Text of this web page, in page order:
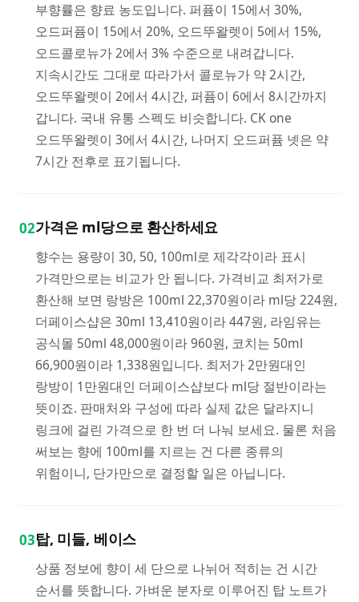
부향률은 향료 농도입니다. 퍼퓸이 15에서 30%,
오드퍼퓸이 15에서 20%, 오드뚜왈렛이 5에서 15%,
오드콜로뉴가 2에서 3% 수준으로 내려갑니다.
지속시간도 그대로 따라가서 콜로뉴가 약 2시간,
오드뚜왈렛이 2에서 4시간, 퍼퓸이 6에서 8시간까지
갑니다. 국내 유통 스펙도 비슷합니다. CK one
오드뚜왈렛이 3에서 4시간, 나머지 오드퍼퓸 넷은 약
7시간 전후로 표기됩니다.
02가격은 ml당으로 환산하세요
향수는 용량이 30, 50, 100ml로 제각각이라 표시
가격만으로는 비교가 안 됩니다. 가격비교 최저가로
환산해 보면 랑방은 100ml 22,370원이라 ml당 224원,
더페이스샵은 30ml 13,410원이라 447원, 라임유는
공식몰 50ml 48,000원이라 960원, 코치는 50ml
66,900원이라 1,338원입니다. 최저가 2만원대인
랑방이 1만원대인 더페이스샵보다 ml당 절반이라는
뜻이죠. 판매처와 구성에 따라 실제 값은 달라지니
링크에 걸린 가격으로 한 번 더 나눠 보세요. 물론 처음
써보는 향에 100ml를 지르는 건 다른 종류의
위험이니, 단가만으로 결정할 일은 아닙니다.
03탑, 미들, 베이스
상품 정보에 향이 세 단으로 나뉘어 적히는 건 시간
순서를 뜻합니다. 가벼운 분자로 이루어진 탑 노트가